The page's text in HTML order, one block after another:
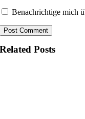
Benachrichtige mich
Related Posts